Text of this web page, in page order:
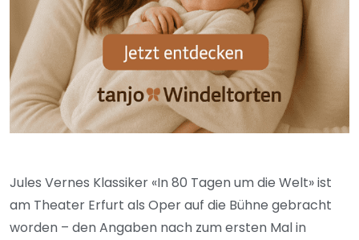
Jules Vernes Klassiker «In 80 Tagen um die Welt» ist
am Theater Erfurt als Oper auf die Bühne gebracht
worden – den Angaben nach zum ersten Mal in